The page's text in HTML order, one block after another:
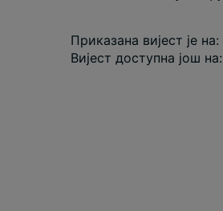
Приказана вијест је на:
Вијест доступна још на: